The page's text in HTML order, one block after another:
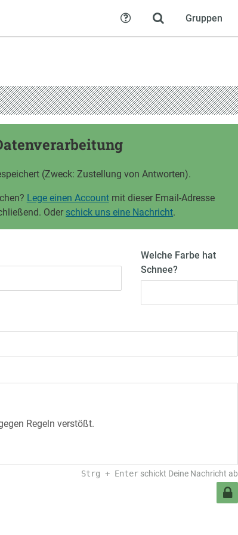
Gruppen
Hilfe
(Zweck: Zustellung von Antworten).
Lege einen Accountmit dieser Email-Adresse
Oder schick uns eine Nachricht.
Welche Farbe hat
Schnee?
Strg + Enter schickt Deine Nachricht ab